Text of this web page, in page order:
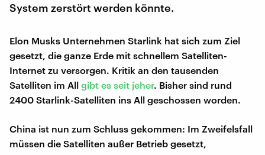
System zerstört werden könnte.
Elon Musks Unternehmen Starlink hat sich zum Ziel
gesetzt, die ganze Erde mit schnellem Satelliten-
Internet zu versorgen. Kritik an den tausenden
Satelliten im All gibt es seit jeher. Bisher sind rund
2400 Starlink-Satelliten ins All geschossen worden.
China ist nun zum Schluss gekommen: Im Zweifelsfall
müssen die Satelliten außer Betrieb gesetzt,